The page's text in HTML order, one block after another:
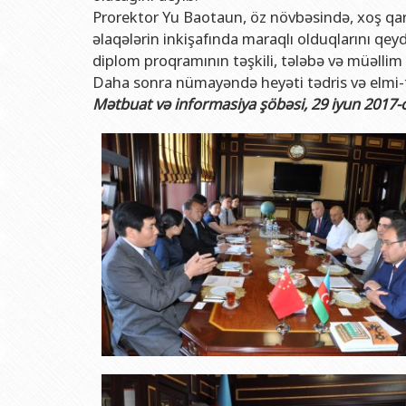
Rektorlarımız
BDU-nun məzunları
Fəxri doktorlarımız
BDU-da təhsil
Universitet tarixinin ən mühüm hadisələri
İnsan resursları və
Sənədlər və
Maliyyə və təminat
Psixoloji Yardım
Mədəniyyət-
İdman-sağlamlıq
BDU-nun Nəşr Evi
Tarix
Hüquq
Sosial
Prorektor Yu Baotaun, öz növbəsində, xoş
əlaqələrin inkişafında maraqlı olduqlarını
diplom proqramının təşkili, tələbə və
Daha sonra nümayəndə heyəti tədris və
Mətbuat və informasiya şöbəsi, 29 iyun 2017-